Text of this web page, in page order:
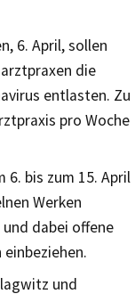
6. April, sollen
die
entlasten. Zu
pro Woche
bis zum 15. April
Werken
dabei offene
und